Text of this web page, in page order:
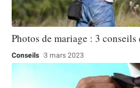
Photos de mariage : 3
Conseils 3 mars 2023